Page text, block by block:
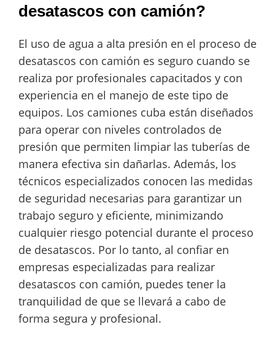
desatascos con camión?
El uso de agua a alta presión en el proceso de
desatascos con camión es seguro cuando se
realiza por profesionales capacitados y con
experiencia en el manejo de este tipo de
equipos. Los camiones cuba están diseñados
para operar con niveles controlados de
presión que permiten limpiar las tuberías de
manera efectiva sin dañarlas. Además, los
técnicos especializados conocen las medidas
de seguridad necesarias para garantizar un
trabajo seguro y eficiente, minimizando
cualquier riesgo potencial durante el proceso
de desatascos. Por lo tanto, al confiar en
empresas especializadas para realizar
desatascos con camión, puedes tener la
tranquilidad de que se llevará a cabo de
forma segura y profesional.